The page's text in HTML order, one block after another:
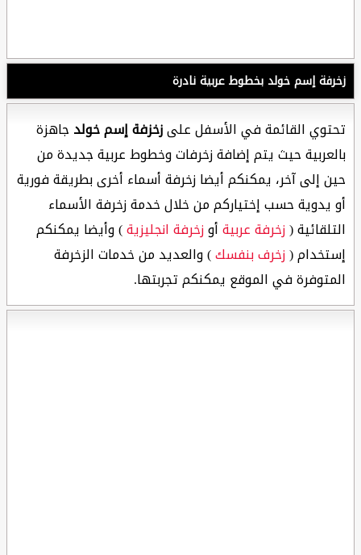
زخرفة إسم خولد بخطوط عربية نادرة
تحتوي القائمة في الأسفل علىزخزفة إسم خولد جاهزة
بالعربية حيث يتم إضافة زخرفات وخطوط عربية جديدة من
حين إلى آخر، يمكنكم أيضا زخرفة أسماء أخرى بطريقة فورية
أو يدوية حسب إختياركم من خلال خدمة زخرفة الأسماء
التلقائية (زخرفة عربيةأوزخرفة انجليزية) وأيضا يمكنكم
إستخدام (زخرف بنفسك) والعديد من خدمات الزخرفة
المتوفرة في الموقع يمكنكم تجربتها.